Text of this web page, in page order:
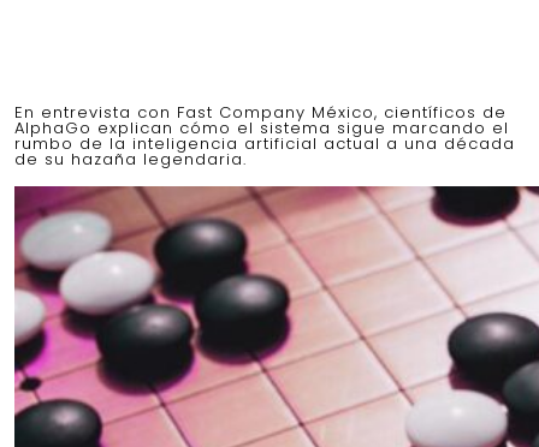
En entrevista con Fast Company México, científicos de
AlphaGo explican cómo el sistema sigue marcando el
rumbo de la inteligencia artificial actual a una década
de su hazaña legendaria.